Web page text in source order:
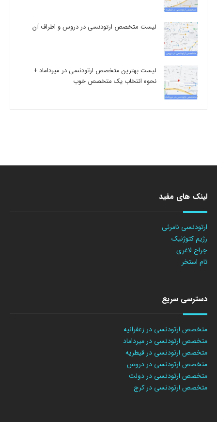
لیست متخصص ارتودنسی در دروس و اطراف آن
لیست بهترین متخصص ارتودنسی در میرداماد +
نحوه انتخاب یک متخصص خوب
لینک های مفید
ارتودنسی نامرئی
رژیم کتوژنیک
جراح لاغری
تام استخر
دسترسی سریع
متخصص ارتودنسی در زعفرانیه
متخصص ارتودنسی در میرداماد
متخصص ارتودنسی در قیطریه
متخصص ارتودنسی در دروس
متخصص ارتودنسی در دولت
متخصص ارتودنسی در کرج